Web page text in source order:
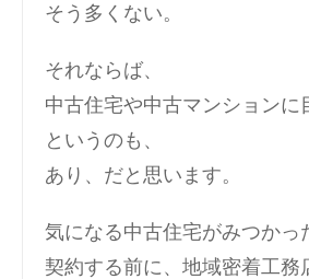
そう多くない。
それならば、
中古住宅や中古マンションに
というのも、
あり、だと思います。
気になる中古住宅がみつかっ
契約する前に、地域密着工務